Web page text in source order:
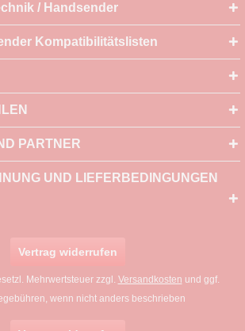
/ Handsender
Kompatibilitätslisten
PARTNER
UND LIEFERBEDINGUNGEN
Vertrag widerrufen
Mehrwertsteuer zzgl. Versandkosten und ggf.
wenn nicht anders beschrieben